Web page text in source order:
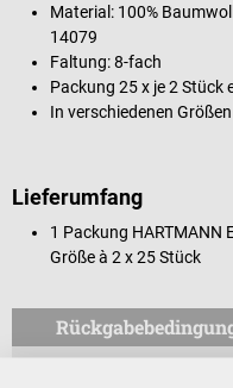
Material: 100%
14079
Faltung: 8-fach
Packung 25 x je 2 Stück
In verschiedenen
Lieferumfang
1 Packung HARTMANN
Größe à 2 x 25 Stück